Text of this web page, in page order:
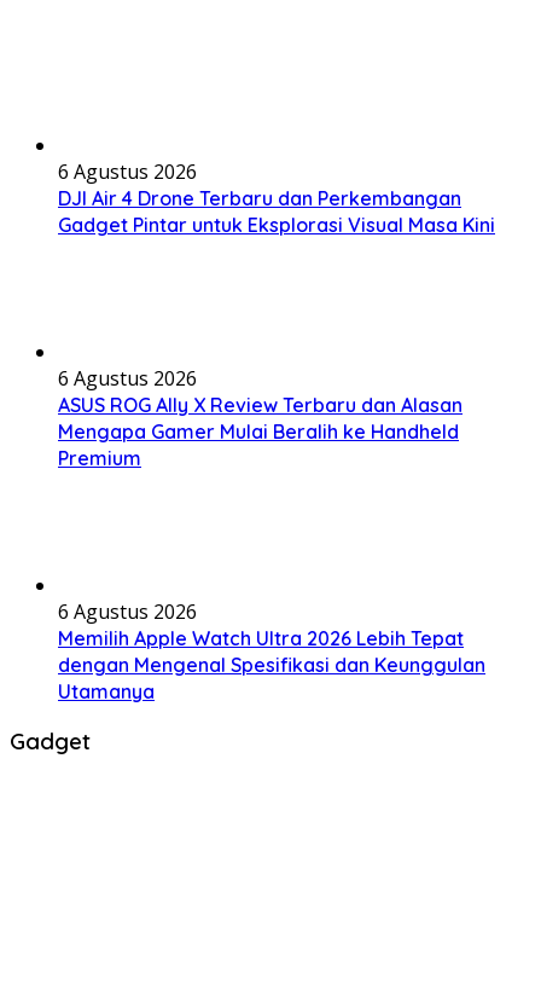
6 Agustus 2026
DJI Air 4 Drone Terbaru dan Perkembangan
Gadget Pintar untuk Eksplorasi Visual Masa Kini
6 Agustus 2026
ASUS ROG Ally X Review Terbaru dan Alasan
Mengapa Gamer Mulai Beralih ke Handheld
Premium
6 Agustus 2026
Memilih Apple Watch Ultra 2026 Lebih Tepat
dengan Mengenal Spesifikasi dan Keunggulan
Utamanya
Gadget